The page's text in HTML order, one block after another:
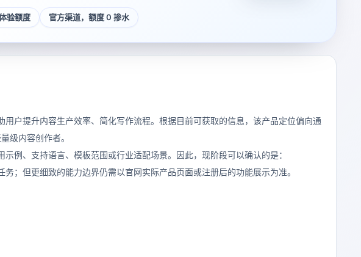
验额度 官方渠道，额度 0 掺水
户提升内容生产效率、简化写作流程。根据目前可获取的信息，该产品定位偏向通
级内容创作者。
例、支持语言、模板范围或行业适配场景。因此，现阶段可以确认的是：
；但更细致的能力边界仍需以官网实际产品页面或注册后的功能展示为准。